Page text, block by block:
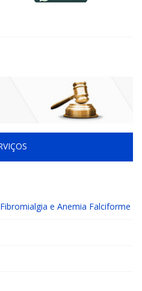
e Anemia Falciforme